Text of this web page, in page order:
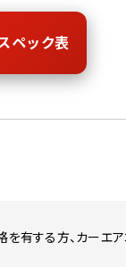
ペック表
有する方、カーエ